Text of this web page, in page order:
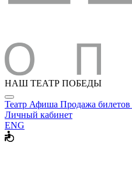
НАШ ТЕАТР ПОБЕДЫ
Театр Афиша Продажа билетов
Личный кабинет
ENG